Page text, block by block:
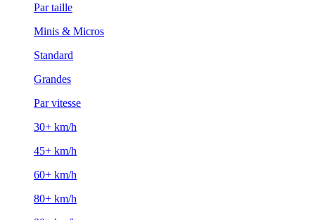
Par taille
Minis & Micros
Standard
Grandes
Par vitesse
30+ km/h
45+ km/h
60+ km/h
80+ km/h